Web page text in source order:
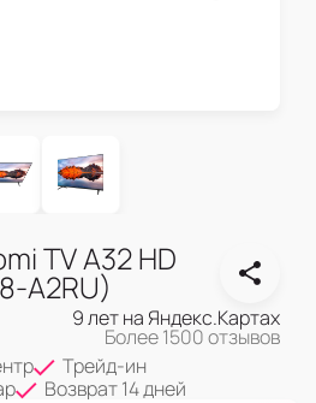
TV A32 HD
A2RU)
9 лет на Яндекс.Картах
Более 1500 отзывов
Трейд-ин
Возврат 14 дней